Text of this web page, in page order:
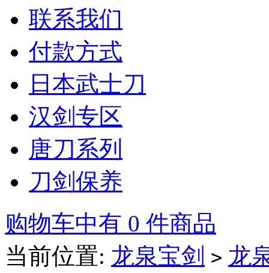
联系我们
付款方式
日本武士刀
汉剑专区
唐刀系列
刀剑保养
购物车中有 0 件商品
当前位置: 龙泉宝剑 > 龙